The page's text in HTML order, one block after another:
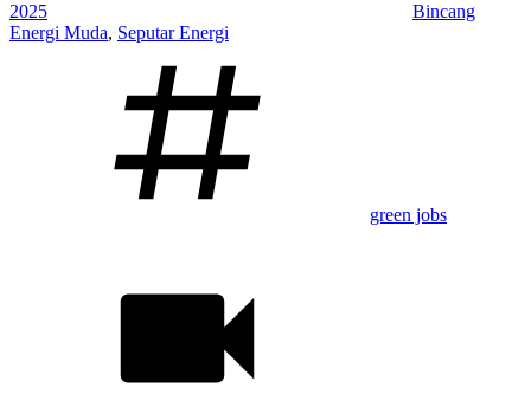
2025
Bincang
Energi Muda, Seputar Energi
green jobs